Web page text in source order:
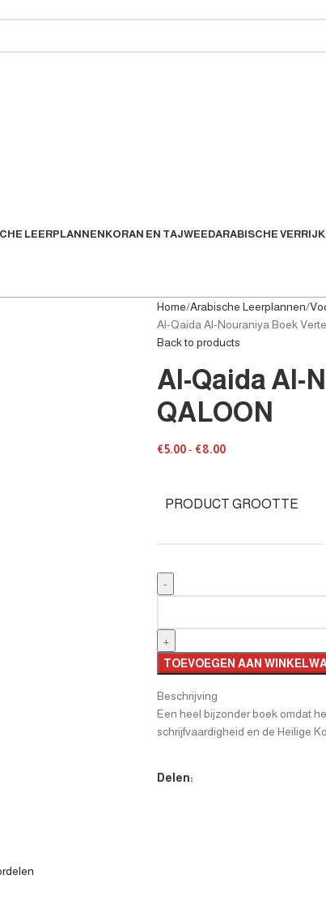
LEERPLANNENKORAN EN TAJWEEDARABISCHE
Home Arabische Leerplannen
Al-Qaida Al-Nouraniya Boek
Back to products
Al-Qaida Al-
QALOON
€5.00- €8.00
PRODUCT GROOTTE
TOEVOEGEN AAN
Beschrijving
Een heel bijzonder boek omdat
schrijfvaardigheid en de Heilige
Delen: